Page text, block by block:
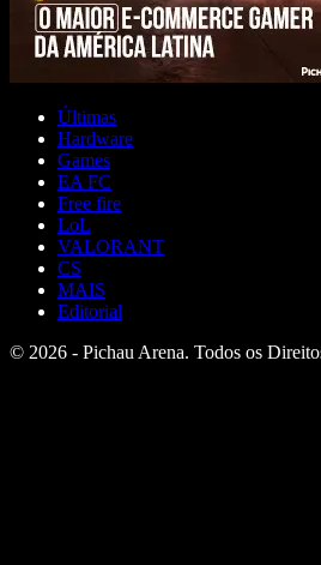
Últimas
Hardware
Games
EA FC
Free fire
LoL
VALORANT
CS
MAIS
Editorial
© 2026 - Pichau Arena. Todos os